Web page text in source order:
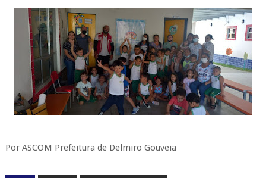
Por ASCOM Prefeitura de Delmiro Gouveia